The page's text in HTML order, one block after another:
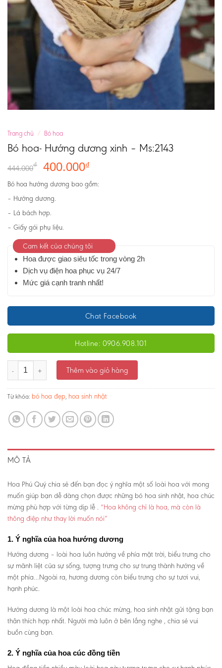
Trang chủ / Bó hoa
Bó hoa- Hướng dương xinh – Ms:2143
444.000₫ 400.000₫
Bó hoa hướng dương bao gồm:
– Hướng dương.
– Lá bách hợp.
– Giấy gói phụ liệu.
Cam kết của chúng tôi
Hoa được giao siêu tốc trong vòng 2h
Dịch vụ điện hoa phục vụ 24/7
Mức giá cạnh tranh nhất!
Chat Facebook
Hotline: 0906.908.101
Bó hoa- Hướng dương xinh - Ms:2143 số lượng
Thêm vào giỏ hàng
Từ khóa: bó hoa đẹp, hoa sinh nhật
MÔ TẢ
Hoa Phú Quý chia sẻ đến bạn đọc ý nghĩa một số loài hoa với mong
muốn giúp bạn dễ dàng chọn được những bó hoa sinh nhật, hoa chúc
mừng phù hợp với từng dịp lễ . “Hoa không chỉ là hoa, mà còn là
thông điệp như thay lời muốn nói”
1. Ý nghĩa của hoa hướng dương
Hướng dương – loài hoa luôn hướng về phía mặt trời, biểu trưng cho
sự mãnh liệt của sự sống, tượng trưng cho sự trung thành hướng về
một phía…Ngoài ra, hương dương còn biểu trưng cho sự tươi vui,
hạnh phúc.
Hướng dương là một loài hoa chúc mừng, hoa sinh nhật gửi tặng bạn
thân thích hợp nhất. Người mà luôn ở bên lắng nghe , chia sẻ vui
buồn cùng bạn.
2. Ý nghĩa của hoa cúc đồng tiền